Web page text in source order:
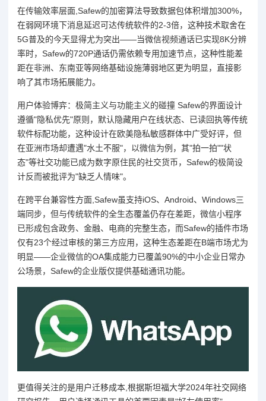
在传输效率层面,Safew的加密算法导致数据包体积增加300%，
在弱网环境下消息延迟可达传统软件的2-3倍，这种技术取舍在
5G普及的今天显得尤为突出——当微信视频通话已实现8K分辨
率时，Safew的720P通话仍需依赖专用加速节点，这种性能差
距在非洲、东南亚等网络基础设施薄弱地区更为明显，直接影
响了其市场拓展能力。
用户体验博弈：极简主义与功能主义的碰撞 Safew的界面设计
遵循"隐私优先"原则，默认隐藏用户在线状态、已读回执等传统
软件标配功能，这种设计在欧美隐私敏感群体中广受好评，但
在亚洲市场却遭遇"水土不服"，以微信为例，其"拍一拍""状
态"等社交功能已成为数字原住民的社交货币，Safew的极简设
计反而被批评为"缺乏人情味"。
在跨平台兼容性方面,Safew虽支持iOS、Android、Windows三
端同步，但与传统软件的全生态覆盖仍存在差距，微信小程序
已形成包含政务、金融、电商的完整生态，而Safew的插件市场
仅有23个经过审核的第三方应用，这种生态差距在B端市场尤为
明显——企业微信的OA集成能力已覆盖90%的中小企业日常办
公场景，Safew的企业版仅提供基础通讯功能。
更值得关注的是用户迁移成本,根据斯坦福大学2024年社交网络